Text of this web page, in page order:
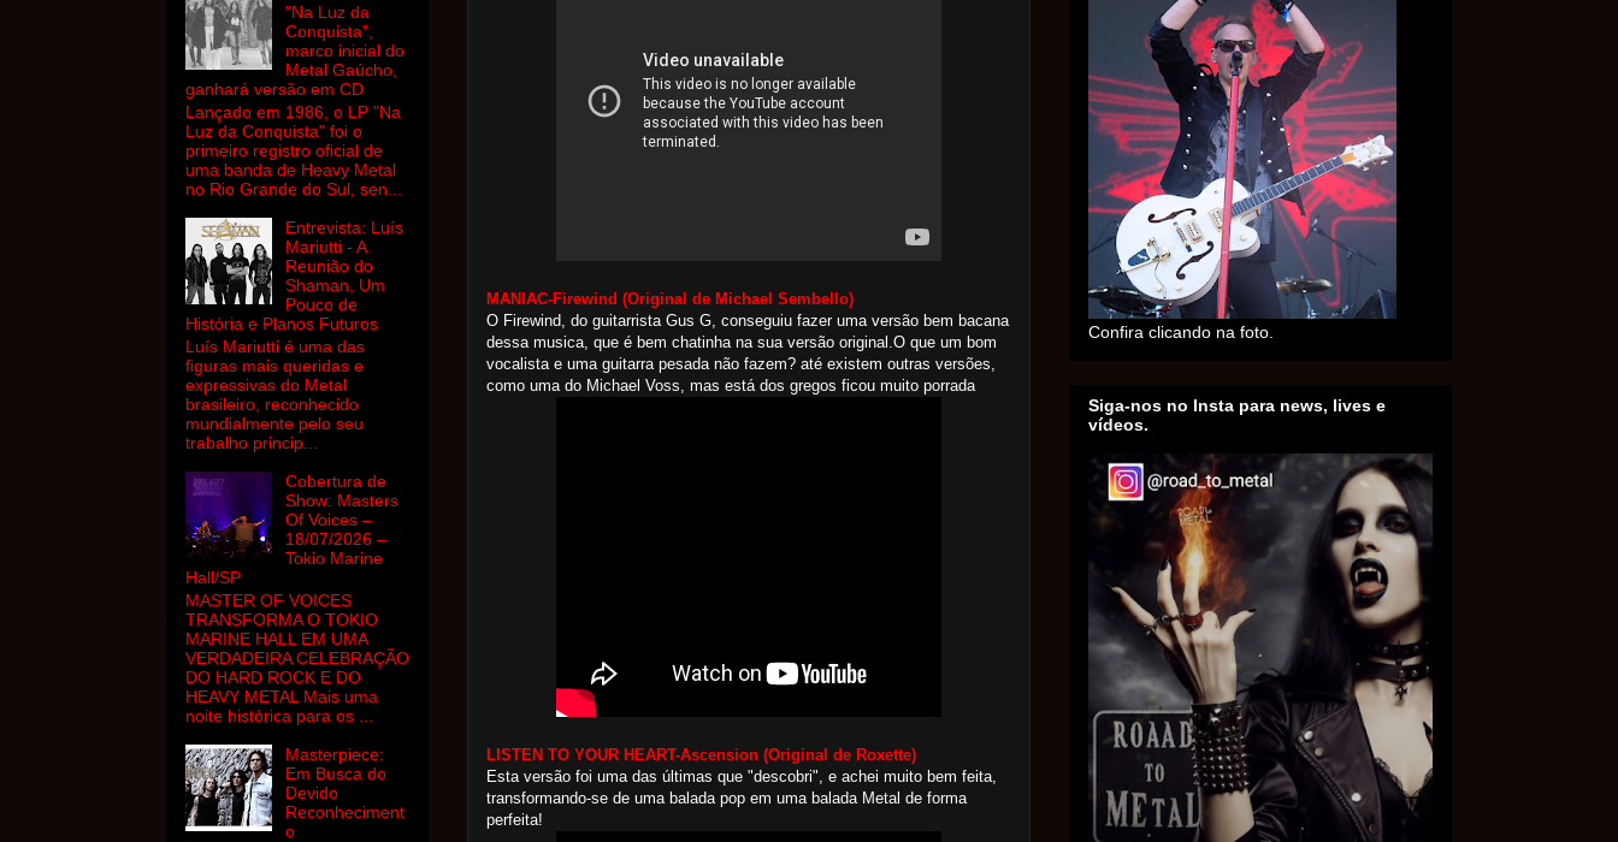
MANIAC-Firewind (Original de Michael Sembello)
O Firewind, do guitarrista Gus G, conseguiu fazer uma versão bem bacana
dessa musica, que é bem chatinha na sua versão original.O que um bom
vocalista e uma guitarra pesada não fazem? até existem outras versões,
como uma do Michael Voss, mas está dos gregos ficou muito porrada
LISTEN TO YOUR HEART-Ascension (Original de Roxette)
Esta versão foi uma das últimas que "descobri", e achei muito bem feita,
transformando-se de uma balada pop em uma balada Metal de forma
perfeita!
"Na Luz da
Conquista",
marco inicial do
Metal Gaúcho,
ganhará versão em CD
Lançado em 1986, o LP "Na
Luz da Conquista" foi o
primeiro registro oficial de
uma banda de Heavy Metal
no Rio Grande do Sul, sen...
Entrevista: Luís
Mariutti - A
Reunião do
Shaman, Um
Pouco de
História e Planos Futuros
Luís Mariutti é uma das
figuras mais queridas e
expressivas do Metal
brasileiro, reconhecido
mundialmente pelo seu
trabalho princip...
Cobertura de
Show: Masters
Of Voices –
18/07/2026 –
Tokio Marine
Hall/SP
MASTER OF VOICES
TRANSFORMA O TOKIO
MARINE HALL EM UMA
VERDADEIRA CELEBRAÇÃO
DO HARD ROCK E DO
HEAVY METAL Mais uma
noite histórica para os ...
Masterpiece:
Em Busca do
Devido
Reconheciment
o
Confira clicando na foto.
Siga-nos no Insta para news, lives e
vídeos.